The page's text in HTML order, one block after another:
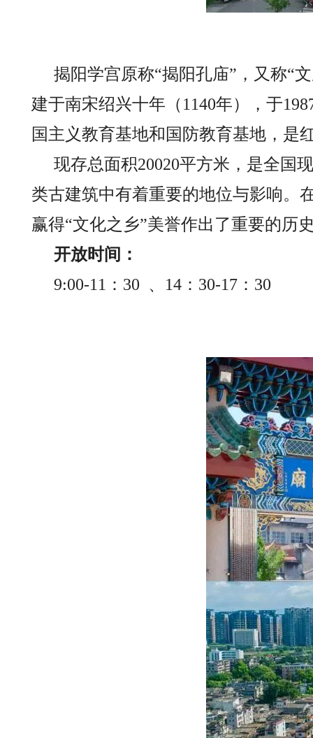
揭阳学宫原称“揭阳孔庙”，又称“
建于南宋绍兴十年（1140年），于
国主义教育基地和国防教育基地，是
现存总面积20020平方米，是全国
类古建筑中有着重要的地位与影响。
赢得“文化之乡”美誉作出了重要的历
开放时间：
9:00-11：30 、14：30-17：30